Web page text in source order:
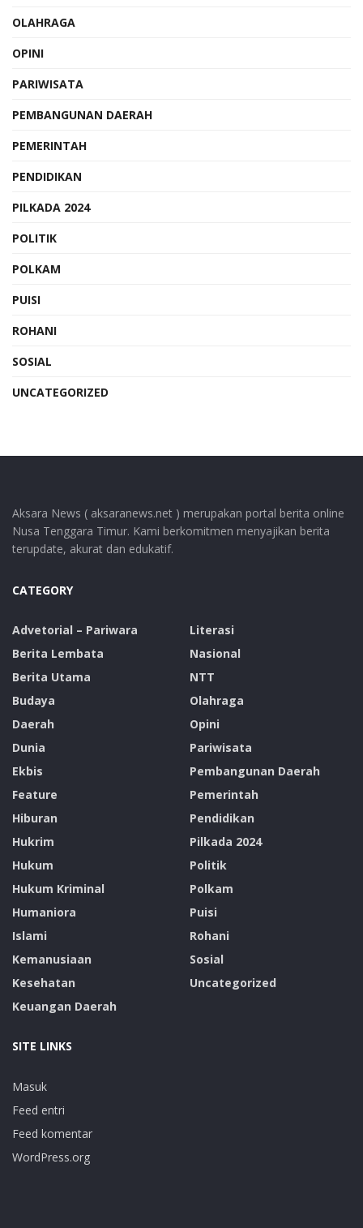
OLAHRAGA
OPINI
PARIWISATA
PEMBANGUNAN DAERAH
PEMERINTAH
PENDIDIKAN
PILKADA 2024
POLITIK
POLKAM
PUISI
ROHANI
SOSIAL
UNCATEGORIZED
Aksara News ( aksaranews.net ) merupakan portal berita online
Nusa Tenggara Timur. Kami berkomitmen menyajikan berita
terupdate, akurat dan edukatif.
CATEGORY
Advetorial – Pariwara
Berita Lembata
Berita Utama
Budaya
Daerah
Dunia
Ekbis
Feature
Hiburan
Hukrim
Hukum
Hukum Kriminal
Humaniora
Islami
Kemanusiaan
Kesehatan
Keuangan Daerah
Literasi
Nasional
NTT
Olahraga
Opini
Pariwisata
Pembangunan Daerah
Pemerintah
Pendidikan
Pilkada 2024
Politik
Polkam
Puisi
Rohani
Sosial
Uncategorized
SITE LINKS
Masuk
Feed entri
Feed komentar
WordPress.org